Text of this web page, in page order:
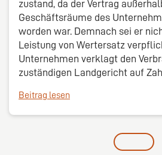
zustand, da der Vertrag
Geschäftsräume des
worden war. Demnach sei er
Leistung von Wertersatz
Unternehmen verklagt den
zuständigen Landgericht auf
Beitrag lesen